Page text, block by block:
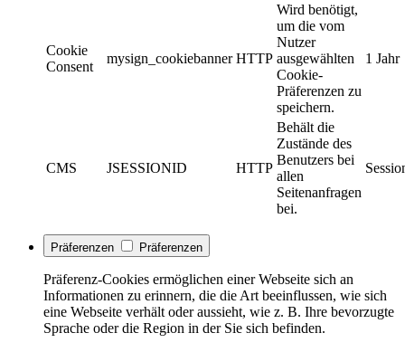
Cookie
Consent
mysign_cookiebanner HTTP
Wird benötigt,
um die vom
Nutzer
ausgewählten
Cookie-
Präferenzen zu
speichern.
1 Jahr
CMS JSESSIONID HTTP
Behält die
Zustände des
Benutzers bei
allen
Seitenanfragen
bei.
Präferenzen Präferenzen
Präferenz-Cookies ermöglichen einer Webseite sich an
Informationen zu erinnern, die die Art beeinflussen, wie sich
eine Webseite verhält oder aussieht, wie z. B. Ihre bevorzugte
Sprache oder die Region in der Sie sich befinden.